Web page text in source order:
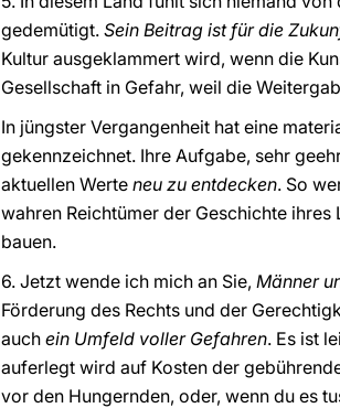
gedemütigt. Sein Beitrag ist für die
Kultur ausgeklammert wird, wenn die
Gesellschaft in Gefahr, weil die
In jüngster Vergangenheit hat eine
gekennzeichnet. Ihre Aufgabe, sehr
aktuellen Werte neu zu entdecken. So
wahren Reichtümer der Geschichte
bauen.
6. Jetzt wende ich mich an Sie, Männer
Förderung des Rechts und der
auch ein Umfeld voller Gefahren. Es ist
auferlegt wird auf Kosten der
vor den Hungernden, oder, wenn du es